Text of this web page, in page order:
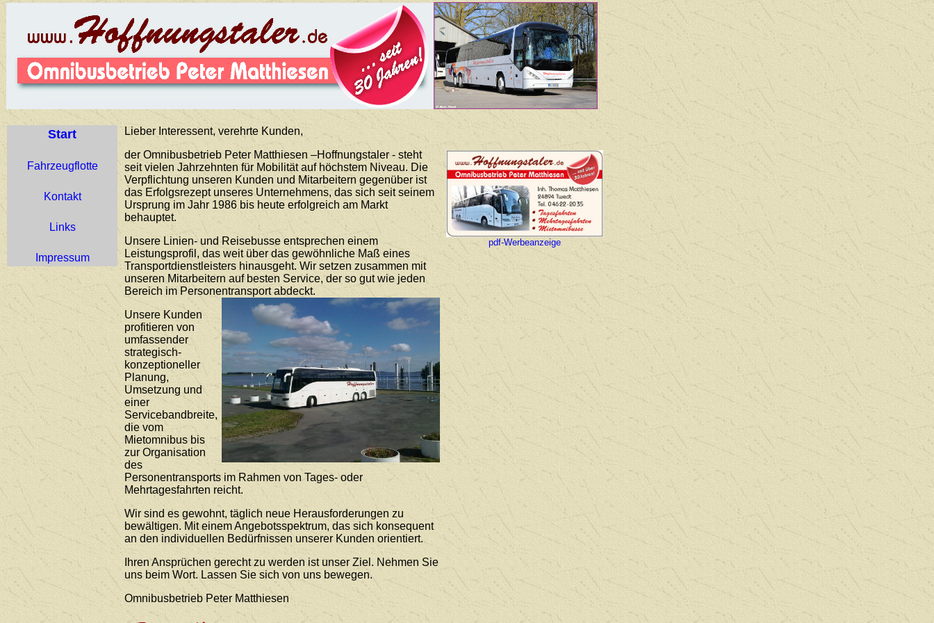
Start
Fahrzeugflotte
Kontakt
Links
Impressum
Lieber Interessent, verehrte Kunden,
der Omnibusbetrieb Peter Matthiesen –Hoffnungstaler - steht
seit vielen Jahrzehnten für Mobilität auf höchstem Niveau. Die
Verpflichtung unseren Kunden und Mitarbeitern gegenüber ist
das Erfolgsrezept unseres Unternehmens, das sich seit seinem
Ursprung im Jahr 1986 bis heute erfolgreich am Markt
behauptet.
Unsere Linien- und Reisebusse entsprechen einem
Leistungsprofil, das weit über das gewöhnliche Maß eines
Transportdienstleisters hinausgeht. Wir setzen zusammen mit
unseren Mitarbeitern auf besten Service, der so gut wie jeden
Bereich im Personentransport abdeckt.
Unsere Kunden
profitieren von
umfassender
strategisch-
konzeptioneller
Planung,
Umsetzung und
einer
Servicebandbreite,
die vom
Mietomnibus bis
zur Organisation
des
Personentransports im Rahmen von Tages- oder
Mehrtagesfahrten reicht.
Wir sind es gewohnt, täglich neue Herausforderungen zu
bewältigen. Mit einem Angebotsspektrum, das sich konsequent
an den individuellen Bedürfnissen unserer Kunden orientiert.
Ihren Ansprüchen gerecht zu werden ist unser Ziel. Nehmen Sie
uns beim Wort. Lassen Sie sich von uns bewegen.
Omnibusbetrieb Peter Matthiesen
pdf-Werbeanzeige